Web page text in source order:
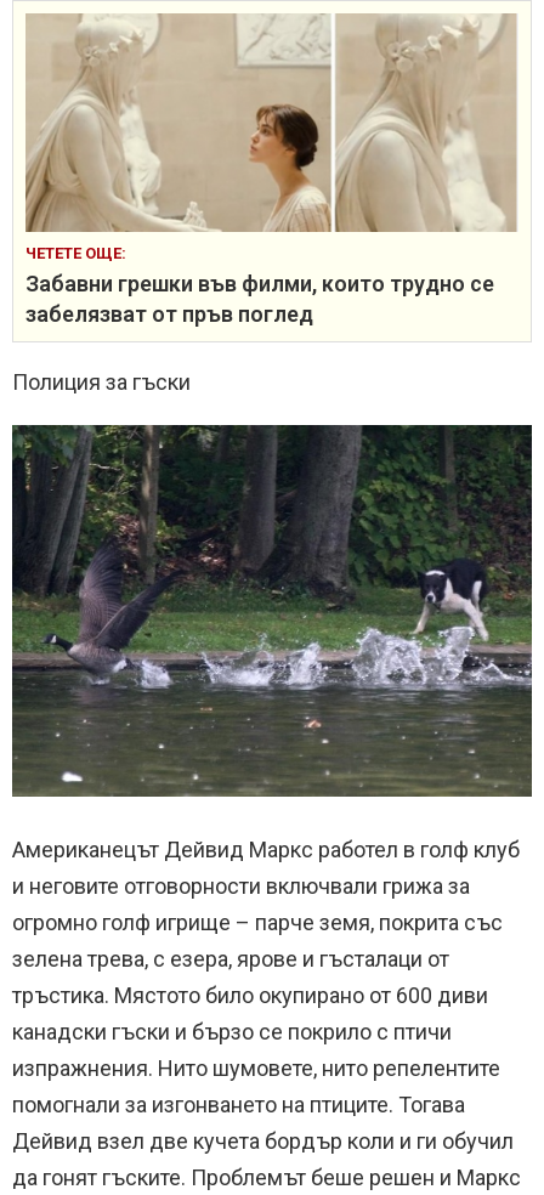
ЧЕТЕТЕ ОЩЕ:
Забавни грешки във филми, които трудно се
забелязват от пръв поглед
Полиция за гъски
Американецът Дейвид Маркс работел в голф клуб
и неговите отговорности включвали грижа за
огромно голф игрище – парче земя, покрита със
зелена трева, с езера, ярове и гъсталаци от
тръстика. Мястото било окупирано от 600 диви
канадски гъски и бързо се покрило с птичи
изпражнения. Нито шумовете, нито репелентите
помогнали за изгонването на птиците. Тогава
Дейвид взел две кучета бордър коли и ги обучил
да гонят гъските. Проблемът беше решен и Маркс